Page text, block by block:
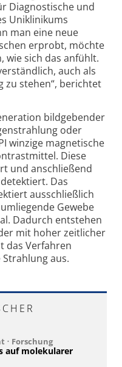
Diagnostische und
Uniklinikums
man eine neue
erprobt, möchte
wie sich das anfühlt.
auch als
zu stehen“, berichtet
bildgebender
oder
winzige magnetische
Diese
und anschließend
Das
ausschließlich
Gewebe
Dadurch entstehen
mit hoher zeitlicher
das Verfahren
aus.
• Forschung
auf molekularer